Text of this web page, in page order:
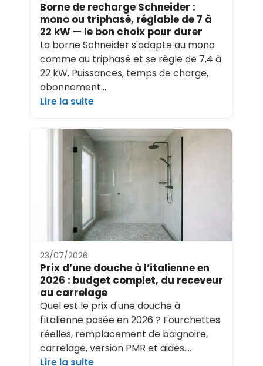
Borne de recharge Schneider :
mono ou triphasé, réglable de 7 à
22 kW — le bon choix pour durer
La borne Schneider s'adapte au mono
comme au triphasé et se règle de 7,4 à
22 kW. Puissances, temps de charge,
abonnement…
Lire la suite
23/07/2026
Prix d’une douche à l’italienne en
2026 : budget complet, du receveur
au carrelage
Quel est le prix d'une douche à
l'italienne posée en 2026 ? Fourchettes
réelles, remplacement de baignoire,
carrelage, version PMR et aides.…
Lire la suite